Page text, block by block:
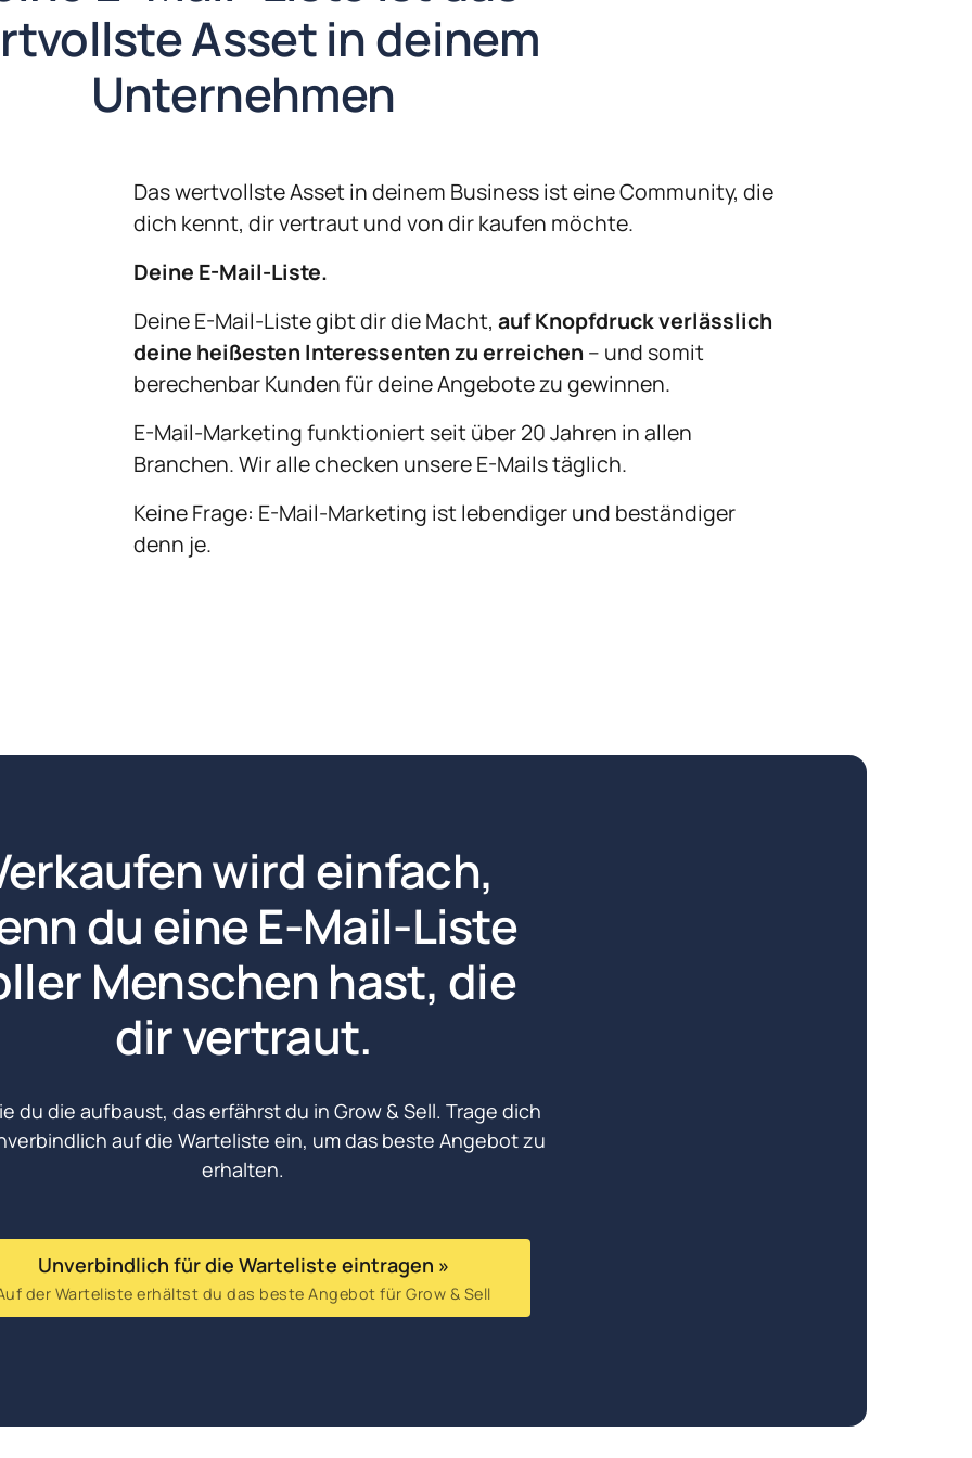
Asset in
Unternehmen
Das wertvollste Asset in deinem Business ist eine Community, die
dich kennt, dir vertraut und von dir kaufen möchte.
Deine E-Mail-Liste.
Deine E-Mail-Liste gibt dir die Macht, auf Knopfdruck verlässlich
deine heißesten Interessenten zu erreichen – und somit
berechenbar Kunden für deine Angebote zu gewinnen.
E-Mail-Marketing funktioniert seit über 20 Jahren in allen
Branchen. Wir alle checken unsere E-Mails täglich.
Keine Frage: E-Mail-Marketing ist lebendiger und beständiger
denn je.
wird einfach,
du eine E-Mail-Liste
Menschen hast, die
dir vertraut.
du die aufbaust, das erfährst du in Grow & Sell. Trage dich
auf die Warteliste ein, um das beste Angebot zu
erhalten.
Unverbindlich für die Warteliste eintragen »
der Warteliste erhältst du das beste Angebot für Grow & Sell